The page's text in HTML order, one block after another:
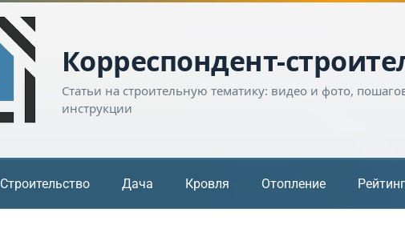
Корреспондент-
Статьи на строительную тематику: видео и фото,
инструкции
Строительство Дача Кровля Отопление